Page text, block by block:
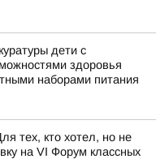
дети с
здоровья
наборами питания
тех, кто хотел, но не
на VI Форум классных